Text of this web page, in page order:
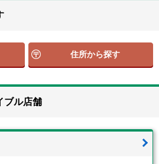
住所から探す
ブル店舗